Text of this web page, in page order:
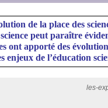
de la place des
peut paraître
ont apporté des
enjeux de l’éducation